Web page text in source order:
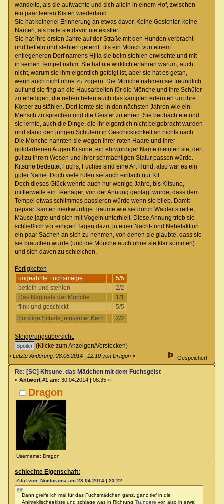
wandelte, als sie aufwachte und sich allein in einem Hof, zwischen
ein paar leeren Kisten wiederfand.
Sie hat keinerlei Erinnerung an etwas davor. Keine Gesichter, keine
Namen, als hätte sie davor nie existiert.
Sie hat ihre ersten Jahre auf der Straße mit den Hunden verbracht
und betteln und stehlen gelernt. Bis ein Mönch von einem
entlegeneren Dorf namens Hjila sie beim stehlen erwischte und mit
in seinen Tempel nahm. Sie hat nie wirklich erfahren warum, auch
nicht, warum sie ihm eigentlich gefolgt ist, aber sie hat es getan,
wenn auch nicht ohne zu zögern. Die Mönche nahmen sie freundlich
auf und sie fing an die Hausarbeiten für die Mönche und ihre Schüler
zu erledigen, die neben beten auch das kämpfen erlernten um ihre
Körper zu stählen. Dort lernte sie in den nächsten Jahren wie ein
Mensch zu sprechen und die Geister zu ehren. Sie beobachtete und
sie lernte, auch die Dinge, die ihr eigentlich nicht beigebracht wurden
und stand den jungen Schülern in Geschicklichkeit an nichts nach.
Die Mönche nannten sie wegen ihrer roten Haare und ihrer
goldfarbenen Augen Kitsune, ein ehrwürdiger Name meinten sie, der
gut zu ihrem Wesen und ihrer schmächtigen Statur passen würde.
Kitsune bedeutet Fuchs, Füchse sind eine Art Hund, also war es ein
guter Name. Doch viele rufen sie auch einfach nur Kit.
Doch dieses Glück wehrte auch nur wenige Jahre, bis Kitsune,
mittlerweile ein Teenager, von der Ahnung geplagt wurde, dass dem
Tempel etwas schlimmes passieren würde wenn sie blieb. Damit
gepaart kamen merkwürdige Träume wie sie durch Wälder streifte,
Mäuse jagte und sich mit Vögeln unterhielt. Diese Ahnung trieb sie
schließlich vor einigen Tagen dazu, in einer Nacht- und Nebelaktion
ein paar Sachen an sich zu nehmen, von denen sie glaubte, dass sie
sie brauchen würde (und die Mönche auch ohne sie klar kommen)
und sich davon zu schleichen.
Fertigkeiten
ungeahnte Fuchsmagie
5/5
betteln und stehlen
2/2
Das Naginata der Mönche
1/1
flink und geschickt
5/5
borstige Schale, einsamer Kern
2/2
Steigerungsübersicht:
(Klicke zum Anzeigen/Verstecken)
«Letzte Änderung: 28.06.2014 | 12:10 von Dragon » Gespeichert
Dragon
Username: Dragon
Re: [SC] Kitsune, das Mädchen mit dem Fuchsgeist
« Antwort #1 am: 30.04.2014 | 08:35 »
schlechte Eigenschaft:
Zitat von: Nocturama am 28.04.2014 | 23:22
Dann greife ich mal für das Fuchsmädchen ganz, ganz tief in die
Animeklischeekiste und schlage was in Richtung Tsundere vor, also in etwa